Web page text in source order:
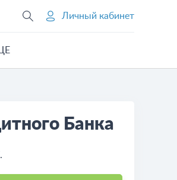
Личный кабинет
Банка